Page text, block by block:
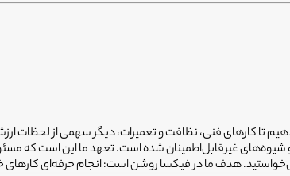
تا کارهای فنی، نظافت و تعمیرات، دیگر سهمی از لحظات
غیرقابل‌اطمینان شده است. تعهد ما این است که
هدف ما در فیکسا روشن است: انجام حرفه‌ای کارهای